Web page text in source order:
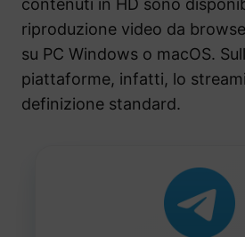
contenuti in HD sono
riproduzione video da
su PC Windows o macOS.
piattaforme, infatti, lo
definizione standard.